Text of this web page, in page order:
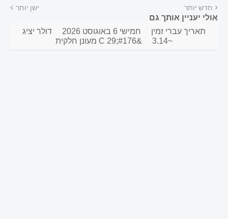
חדש יותר ישן יותר
אולי יעניין אותך גם
תאריך עברי זמין חמישי 6 באוגוסט 2026
דולר יציג
~3.14
&#176;C 29 מעונן חלקית